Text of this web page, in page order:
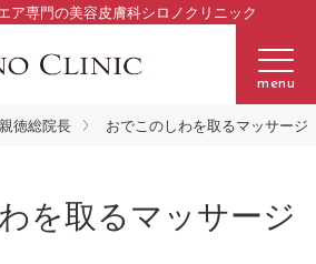
ア専門の美容皮膚科シロノクリニック
menu
徳総院長 おでこのしわを取るマッサージ
を取るマッサージ